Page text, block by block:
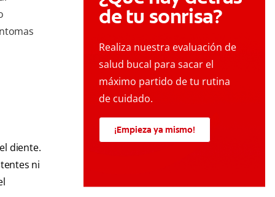
diente.
ni
de tu sonrisa?
Realiza nuestra evaluación de
salud bucal para sacar el
máximo partido de tu rutina
de cuidado.
¡Empieza ya mismo!